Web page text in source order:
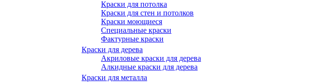
Краски для потолка
Краски для стен и потолков
Краски моющиеся
Специальные краски
Фактурные краски
Краски для дерева
Акриловые краски для дерева
Алкидные краски для дерева
Краски для металла